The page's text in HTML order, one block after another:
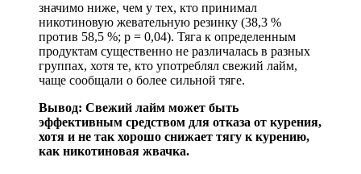
значимо ниже, чем у тех, кто принимал
никотиновую жевательную резинку (38,3 %
против 58,5 %; p = 0,04). Тяга к определенным
продуктам существенно не различалась в разных
группах, хотя те, кто употреблял свежий лайм,
чаще сообщали о более сильной тяге.
Вывод: Свежий лайм может быть
эффективным средством для отказа от курения,
хотя и не так хорошо снижает тягу к курению,
как никотиновая жвачка.